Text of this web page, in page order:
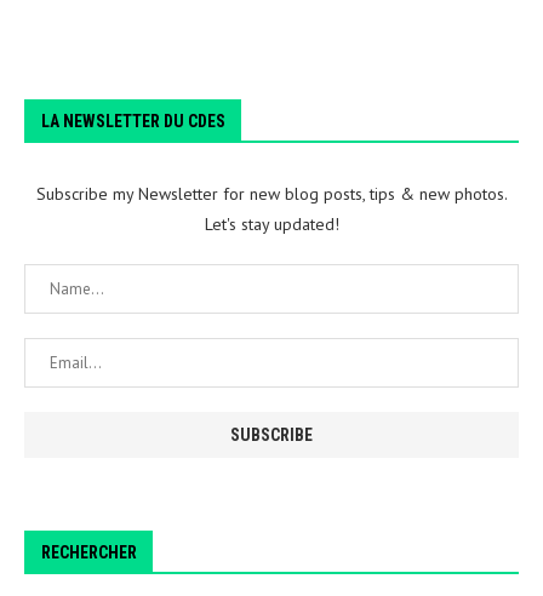
LA NEWSLETTER DU CDES
Subscribe my Newsletter for new blog posts, tips & new photos.
Let's stay updated!
RECHERCHER